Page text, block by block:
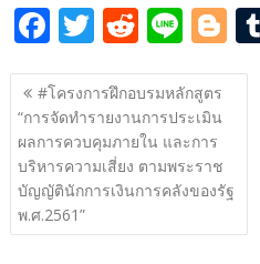
F
ac
e
b
o
o
k
T
w
itt
er
R
e
d
di
t
Li
n
e
Bl
o
แนะแนว
เรื่อง
#โครงการฝึกอบรมหลักสูตร
“การจัดทำรายงานการประเมิน
ผลการควบคุมภายใน และการ
บริหารความเสี่ยง ตามพระราช
บัญญัตินักการเงินการคลังของรัฐ
พ.ศ.2561”